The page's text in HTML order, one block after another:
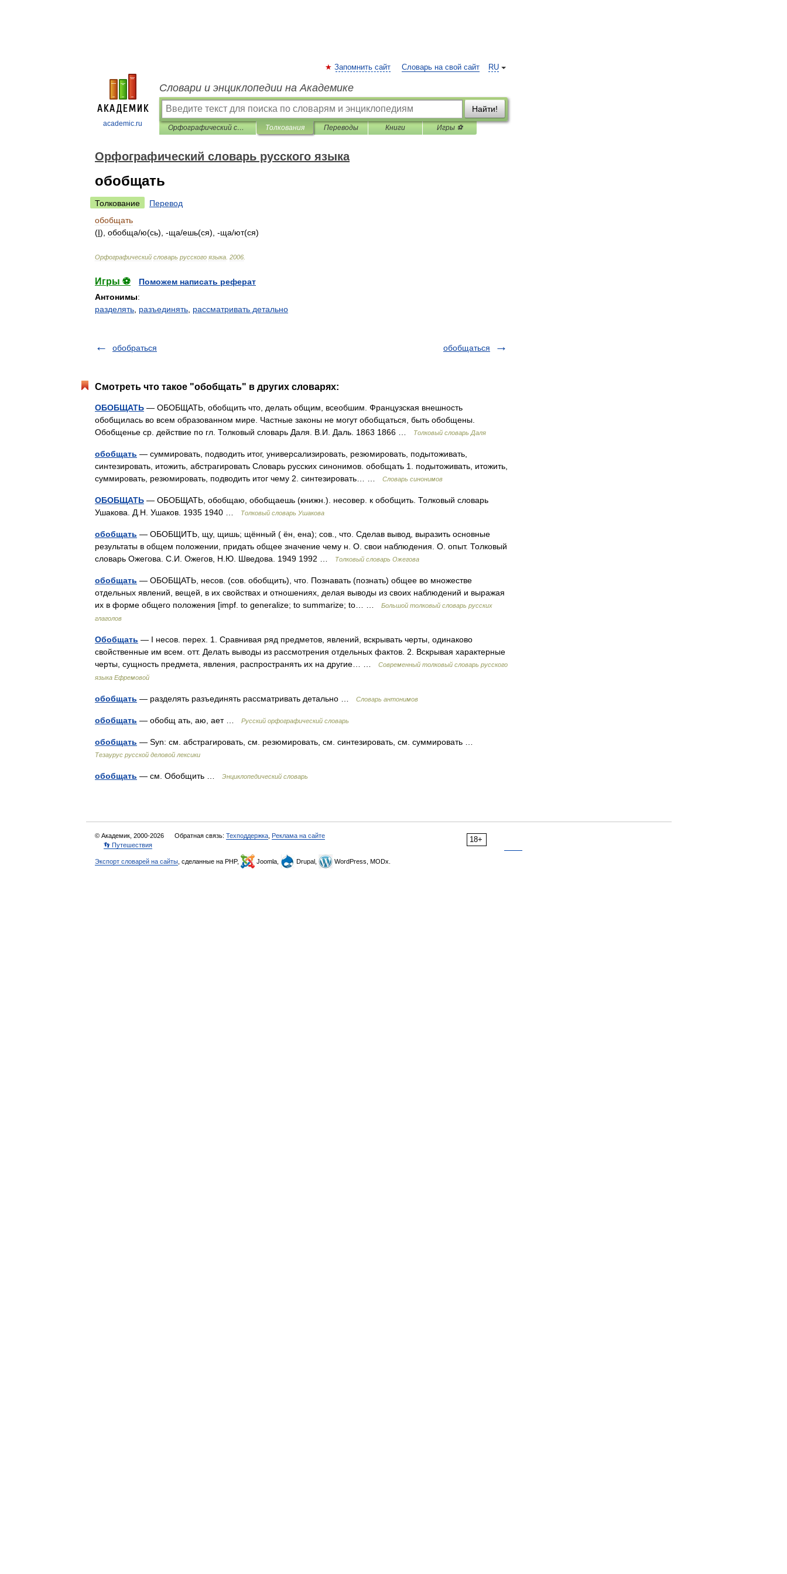
academic.ru
RU
Запомнить сайт Словарь на свой сайт
Словари и энциклопедии на Академике
Найти!
Орфографический словарь русского языка Толкования Переводы Книги Игры ⚽
Орфографический словарь русского языка
обобщать
Толкование
Перевод
обобщать
(I), обобща/ю(сь), -ща/ешь(ся), -ща/ют(ся)
Орфографический словарь русского языка 2006
Игры ⚽
Поможем написать реферат
Антонимы:
разделять разъединять рассматривать детально
обобраться обобщаться
Смотреть что такое "обобщать" в других словарях:
ОБОБЩАТЬ — ОБОБЩАТЬ, обобщить что, делать общим, всеобшим. Французская внешность
обобщилась во всем образованном мире. Частные законы не могут обобщаться, быть обобщены.
Обобщенье ср. действие по гл. Толковый словарь Даля. В.И. Даль. 1863 1866 …
Толковый словарь Даля
обобщать — суммировать, подводить итог, универсализировать, резюмировать, подытоживать,
синтезировать, итожить, абстрагировать Словарь русских синонимов. обобщать 1. подытоживать, итожить,
суммировать, резюмировать, подводить итог чему 2. синтезировать… …
Словарь синонимов
ОБОБЩАТЬ — ОБОБЩАТЬ, обобщаю, обобщаешь (книжн.). несовер. к обобщить. Толковый словарь
Ушакова. Д.Н. Ушаков. 1935 1940 …
Толковый словарь Ушакова
обобщать — ОБОБЩИТЬ, щу, щишь; щённый ( ён, ена); сов., что. Сделав вывод, выразить основные
результаты в общем положении, придать общее значение чему н. О. свои наблюдения. О. опыт. Толковый
словарь Ожегова. С.И. Ожегов, Н.Ю. Шведова. 1949 1992 …
Толковый словарь Ожегова
обобщать — ОБОБЩАТЬ, несов. (сов. обобщить), что. Познавать (познать) общее во множестве
отдельных явлений, вещей, в их свойствах и отношениях, делая выводы из своих наблюдений и выражая
их в форме общего положения [impf. to generalize; to summarize; to… …
Большой толковый словарь русских
глаголов
Обобщать — I несов. перех. 1. Сравнивая ряд предметов, явлений, вскрывать черты, одинаково
свойственные им всем. отт. Делать выводы из рассмотрения отдельных фактов. 2. Вскрывая характерные
черты, сущность предмета, явления, распространять их на другие… …
Современный толковый словарь русского
языка Ефремовой
обобщать — разделять разъединять рассматривать детально … Словарь антонимов
обобщать — обобщ ать, аю, ает … Русский орфографический словарь
обобщать — Syn: см. абстрагировать, см. резюмировать, см. синтезировать, см. суммировать …
Тезаурус русской деловой лексики
обобщать — см. Обобщить … Энциклопедический словарь
18+
© Академик, 2000-2026 Обратная связь: Техподдержка Реклама на сайте
👣 Путешествия
Экспорт словарей на сайты , сделанные на PHP, Joomla, Drupal, WordPress, MODx.